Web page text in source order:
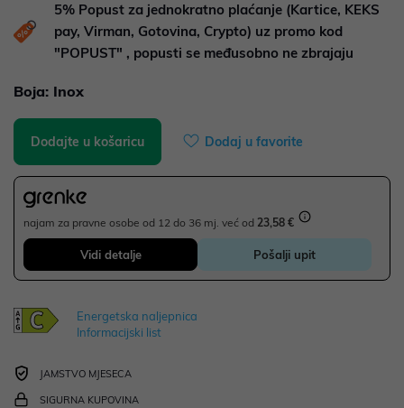
5% Popust za jednokratno plaćanje (Kartice, KEKS
pay, Virman, Gotovina, Crypto) uz promo kod
"POPUST" , popusti se međusobno ne zbrajaju
Boja: Inox
Dodajte u košaricu Dodaj u favorite
najam za pravne osobe od 12 do 36 mj. već od 23,58 €
Vidi detalje Pošalji upit
Energetska naljepnica
Informacijski list
JAMSTVO MJESECA
SIGURNA KUPOVINA